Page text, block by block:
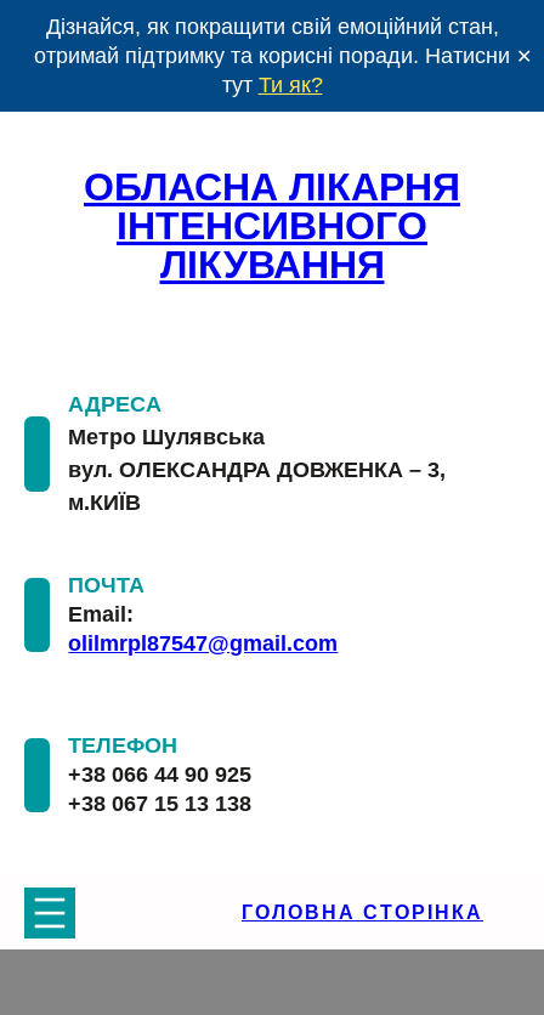
Дізнайся, як покращити свій емоційний стан,
отримай підтримку та корисні поради. Натисни
тут Ти як?
✕
ОБЛАСНА ЛІКАРНЯ
ІНТЕНСИВНОГО
ЛІКУВАННЯ
АДРЕСА
Метро Шулявська
вул. ОЛЕКСАНДРА ДОВЖЕНКА – 3,
м.КИЇВ
ПОЧТА
Email:
olilmrpl87547@gmail.com
ТЕЛЕФОН
+38 066 44 90 925
+38 067 15 13 138
ГОЛОВНА СТОРІНКА